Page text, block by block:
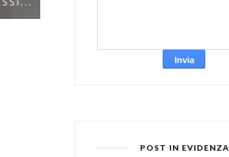
POST IN EVIDENZA